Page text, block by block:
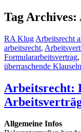
Tag Archives:
RA Klug Arbeitsrecht
arbeitsrecht,
Formulararbeitsvertrag,
überraschende Klauseln
Arbeitsrecht:
Allgemeine Infos